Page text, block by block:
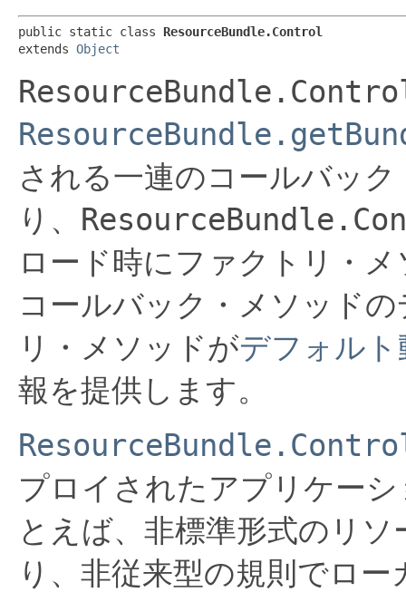
public static class ResourceBundle.Control
extends Object
される一連のコールバッ
り、
ロード時にファクトリ・
コールバック・メソッド
リ・メソッドがデフォルト
報を提供します。
プロイされたアプリケー
とえば、非標準形式のリ
り、非従来型の規則でロ